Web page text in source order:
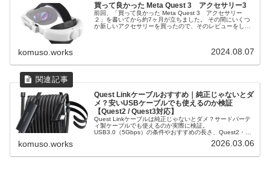
買って良かった Meta Quest 3 アクセサリー3
前回、「買って良かった Meta Quest 3 アクセサリー
２」を書いてから約7ヶ月が立ちました。 その間にいくつ
か新しいアクセサリーを買ったので、そのレビューをした
komuso.works 2024.08.07
Quest Linkケーブルおすすめ｜純正じゃないとダ
メ？安いUSBケーブルでも使えるのか検証
【Quest2 / Quest3対応】
Quest Linkケーブルは純正じゃないとダメ？サードパーテ
ィ製ケーブルでも使えるのか実際に検証。
USB3.0（5Gbps）の条件やおすすめの長さ、Quest2・
komuso.works 2026.03.06